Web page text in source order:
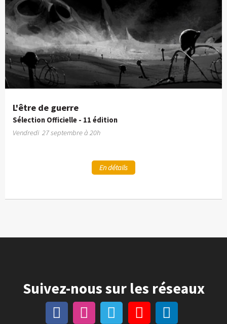
L'être de guerre
Sélection Officielle - 11 édition
Vendredi 27 septembre à 20h
En détails
Suivez-nous sur les réseaux